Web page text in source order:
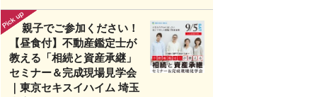
親子でご参加ください！
【昼食付】不動産鑑定士が
教える「相続と資産承継」
セミナー＆完成現場見学会
｜東京セキスイハイム 埼玉